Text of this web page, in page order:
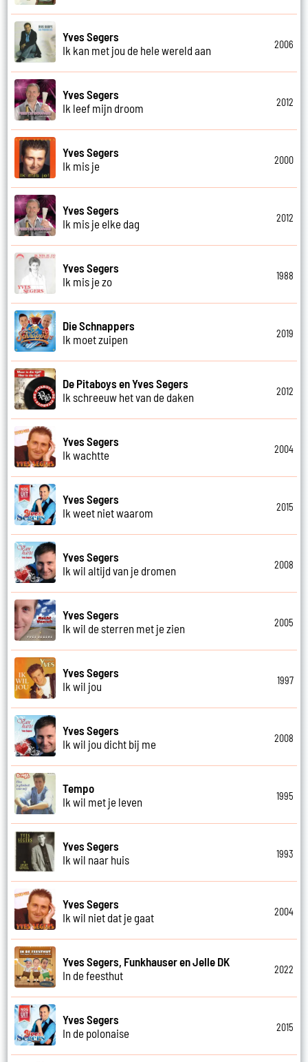
Yves Segers
Ik kan met jou de hele wereld aan
2006
Yves Segers
Ik leef mijn droom
2012
Yves Segers
Ik mis je
2000
Yves Segers
Ik mis je elke dag
2012
Yves Segers
Ik mis je zo
1988
Die Schnappers
Ik moet zuipen
2019
De Pitaboys en Yves Segers
Ik schreeuw het van de daken
2012
Yves Segers
Ik wachtte
2004
Yves Segers
Ik weet niet waarom
2015
Yves Segers
Ik wil altijd van je dromen
2008
Yves Segers
Ik wil de sterren met je zien
2005
Yves Segers
Ik wil jou
1997
Yves Segers
Ik wil jou dicht bij me
2008
Tempo
Ik wil met je leven
1995
Yves Segers
Ik wil naar huis
1993
Yves Segers
Ik wil niet dat je gaat
2004
Yves Segers, Funkhauser en Jelle DK
In de feesthut
2022
Yves Segers
In de polonaise
2015